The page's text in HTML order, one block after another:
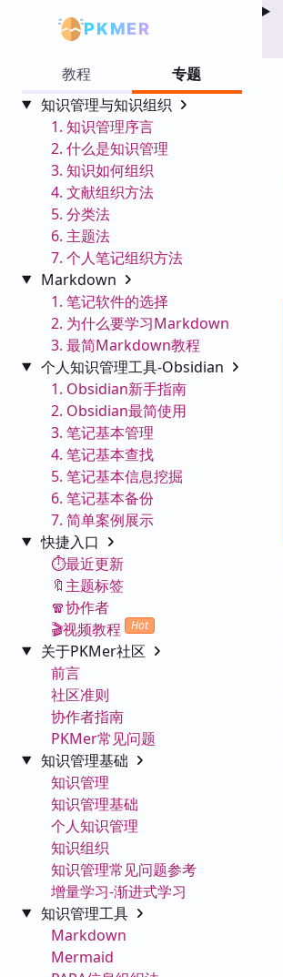
PKMER
教程
专题
知识管理与知识组织
1. 知识管理序言
2. 什么是知识管理
3. 知识如何组织
4. 文献组织方法
5. 分类法
6. 主题法
7. 个人笔记组织方法
Markdown
1. 笔记软件的选择
2. 为什么要学习Markdown
3. 最简Markdown教程
个人知识管理工具-Obsidian
1. Obsidian新手指南
2. Obsidian最简使用
3. 笔记基本管理
4. 笔记基本查找
5. 笔记基本信息挖掘
6. 笔记基本备份
7. 简单案例展示
快捷入口
⏱️最近更新
🔖主题标签
🧣协作者
🎬视频教程
Hot
关于PKMer社区
前言
社区准则
协作者指南
PKMer常见问题
知识管理基础
知识管理
知识管理基础
个人知识管理
知识组织
知识管理常见问题参考
增量学习-渐进式学习
知识管理工具
Markdown
Mermaid